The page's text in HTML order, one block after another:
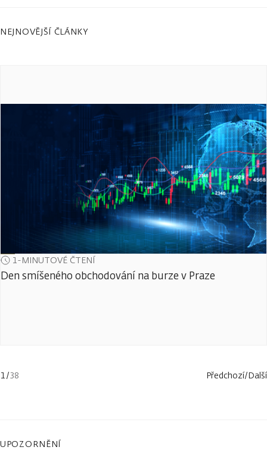
NEJNOVĚJŠÍ ČLÁNKY
1-MINUTOVÉ ČTENÍ
Den smíšeného obchodování na burze v Praze
1/38 Předchozí/Další
UPOZORNĚNÍ